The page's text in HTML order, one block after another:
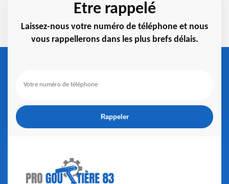
Etre rappelé
Laissez-nous votre numéro de téléphone et nous
vous rappellerons dans les plus brefs délais.